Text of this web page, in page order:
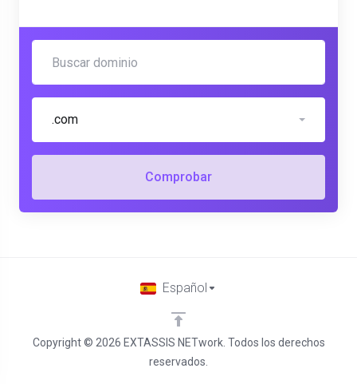
.com
Comprobar
Copyright © 2026 EXTASSIS NETwork. Todos los derechos
reservados.
Español